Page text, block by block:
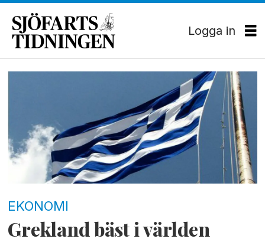
Logga in
grekland
EKONOMI
Grekland bäst i världen